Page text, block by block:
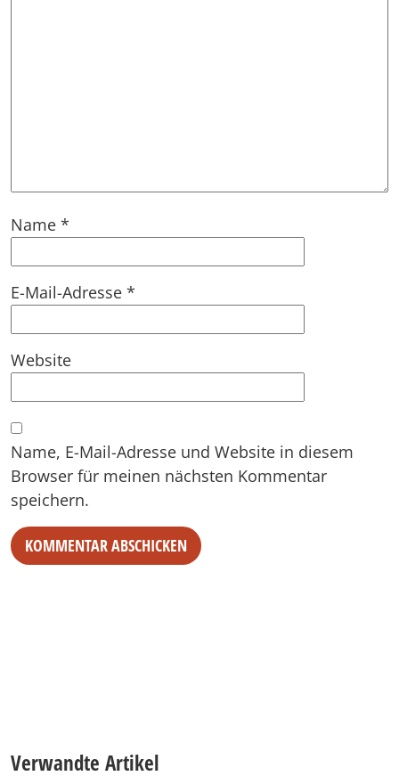
Name *
E-Mail-Adresse *
Website
Name, E-Mail-Adresse und Website in diesem
Browser für meinen nächsten Kommentar
speichern.
Verwandte Artikel